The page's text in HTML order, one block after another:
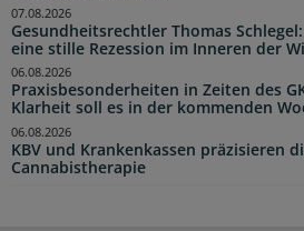
Gesundheitsrechtler Thomas
eine stille Rezession im Inneren der
07.08.2026
Praxisbesonderheiten in Zeiten des
Klarheit soll es in der kommenden
06.08.2026
KBV und Krankenkassen präzisieren
Cannabistherapie
06.08.2026